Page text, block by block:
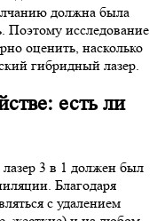
должна была
Поэтому исследование
оценить, насколько
гибридный лазер.
есть ли
3 в 1 должен был
Благодаря
с удалением